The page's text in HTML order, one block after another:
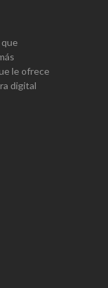
le ofrece
digital